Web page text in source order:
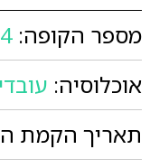
מספר הקופה:
אוכלוסיה:
תאריך הקמת